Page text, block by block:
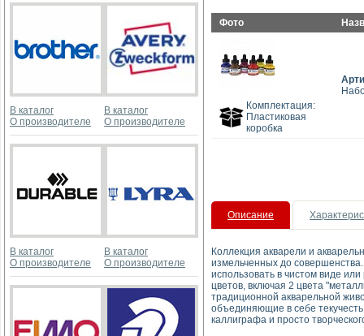
В каталог
О производителе
В каталог
О производителе
В каталог
О производителе
В каталог
О производителе
Фото
Комплектация:
Пластиковая
коробка
Описание
Коллекция акварели и
измельченных до
использовать в чистом виде
цветов, включая 2 цвета
традиционной акварельной
объединяющие в себе
каллиграфа и просто